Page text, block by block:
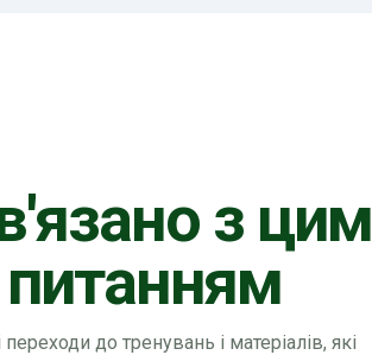
з цим
питанням
до тренувань і матеріалів, які